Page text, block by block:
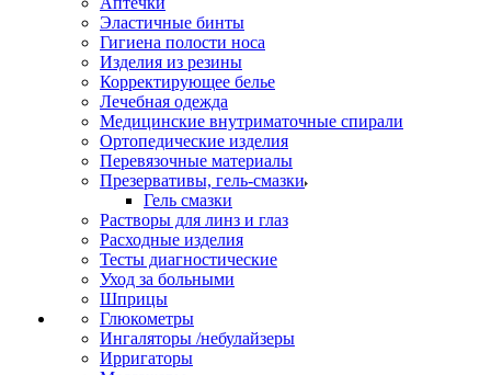
Эластичные бинты
Гигиена полости носа
Изделия из резины
Корректирующее белье
Лечебная одежда
Медицинские внутриматочные спирали
Ортопедические изделия
Перевязочные материалы
Презервативы, гель-смазки
Гель смазки
Растворы для линз и глаз
Расходные изделия
Тесты диагностические
Уход за больными
Шприцы
Глюкометры
Ингаляторы /небулайзеры
Ирригаторы